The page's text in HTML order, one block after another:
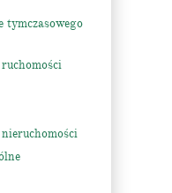
tymczasowego